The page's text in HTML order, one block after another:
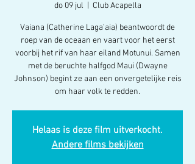
do 09 jul Club Acapella
Vaiana (Catherine Laga’aia) beantwoordt de
roep van de oceaan en vaart voor het eerst
voorbij het rif van haar eiland Motunui. Samen
met de beruchte halfgod Maui (Dwayne
Johnson) begint ze aan een onvergetelijke reis
om haar volk te redden.
Helaas is deze film uitverkocht.
Andere films bekijken